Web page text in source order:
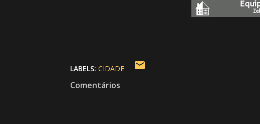
LABELS: CIDADE
Comentários